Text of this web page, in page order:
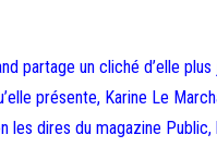
partage un cliché d’elle plus
présente, Karine Le
les dires du magazine